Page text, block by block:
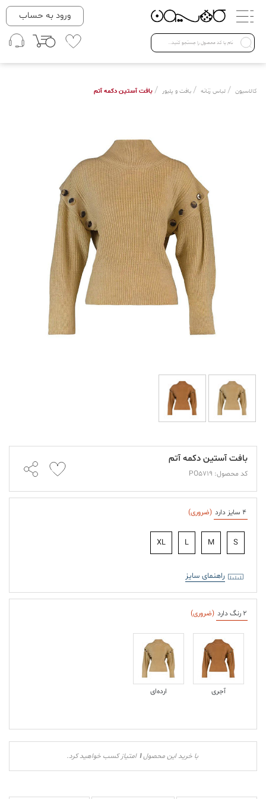
دسته بندی ها
Open submenu ( لباس زنانه )
لباس زنانه
لباس مردانه
ورود به حساب
کالاسیون / لباس زنانه / بافت و پلیور / بافت آستین دکمه آتم
بافت آستین دکمه آتم
کد محصول: PO5719
4 سایز دارد (ضروری)
S
M
L
XL
راهنمای سایز
2 رنگ دارد (ضروری)
آجری ارده‌ای
با خرید این محصول1 امتیاز کسب خواهید کرد.